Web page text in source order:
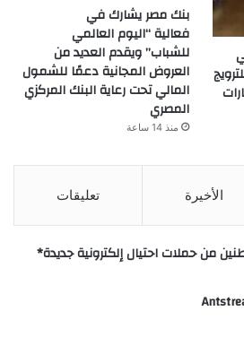
بنك مصر يشارك في
فعالية “اليوم العالمي
للشباب” ويقدم العديد من
العروض المجانية دعمًا للشمول
المالي تحت رعاية البنك المركزي
المصري
منذ 14 ساعة
الأخيرة تعليقات
من حملات احتيال إلكترونية جديدة*